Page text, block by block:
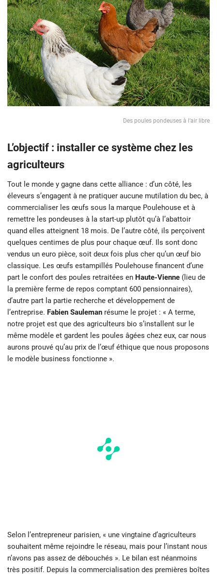
Des poules pondeuses à l’air libre
L’objectif : installer ce système chez les
agriculteurs
Tout le monde y gagne dans cette alliance : d’un côté, les
éleveurs s’engagent à ne pratiquer aucune mutilation du bec, à
commercialiser les œufs sous la marque Poulehouse et à
remettre les pondeuses à la start-up plutôt qu’à l’abattoir
quand elles atteignent 18 mois. De l’autre côté, ils perçoivent
quelques centimes de plus pour chaque œuf. Ils sont donc
vendus un euro pièce, soit deux fois plus cher qu’un œuf bio
classique. Les œufs estampillés Poulehouse financent d’une
part le confort des poules retraitées en Haute-Vienne (lieu de
la première ferme de repos comptant 600 pensionnaires),
d’autre part la partie recherche et développement de
l’entreprise. Fabien Sauleman résume le projet : « A terme,
notre projet est que des agriculteurs bio s’installent sur le
même modèle et gardent les poules âgées chez eux, car nous
aurons prouvé qu’au prix de l’œuf éthique que nous proposons
le modèle business fonctionne ».
Selon l’entrepreneur parisien, « une vingtaine d’agriculteurs
souhaitent même rejoindre le réseau, mais pour l’instant nous
n’avons pas assez de débouchés ». Le bilan est néanmoins
très positif. Depuis la commercialisation des premières boîtes